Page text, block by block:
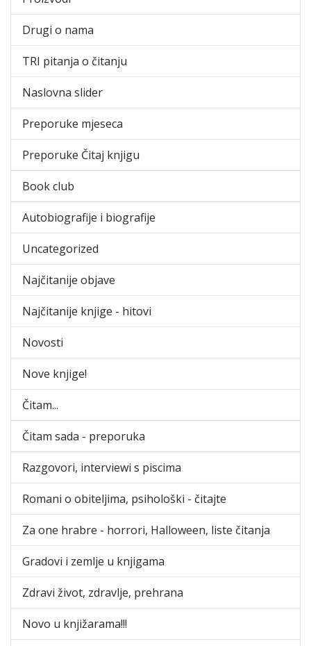
Drugi o nama
TRI pitanja o čitanju
Naslovna slider
Preporuke mjeseca
Preporuke Čitaj knjigu
Book club
Autobiografije i biografije
Uncategorized
Najčitanije objave
Najčitanije knjige - hitovi
Novosti
Nove knjige!
Čitam...
Čitam sada - preporuka
Razgovori, interviewi s piscima
Romani o obiteljima, psihološki - čitajte
Za one hrabre - horrori, Halloween, liste čitanja
Gradovi i zemlje u knjigama
Zdravi život, zdravlje, prehrana
Novo u knjižarama!!!